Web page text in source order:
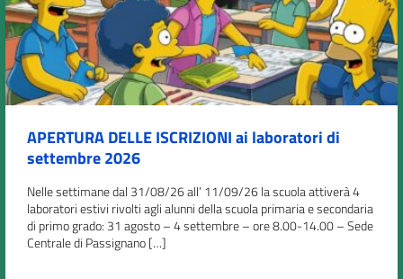
APERTURA DELLE ISCRIZIONI ai laboratori di
settembre 2026
Nelle settimane dal 31/08/26 all’ 11/09/26 la scuola attiverà 4
laboratori estivi rivolti agli alunni della scuola primaria e secondaria
di primo grado: 31 agosto – 4 settembre – ore 8.00-14.00 – Sede
Centrale di Passignano […]